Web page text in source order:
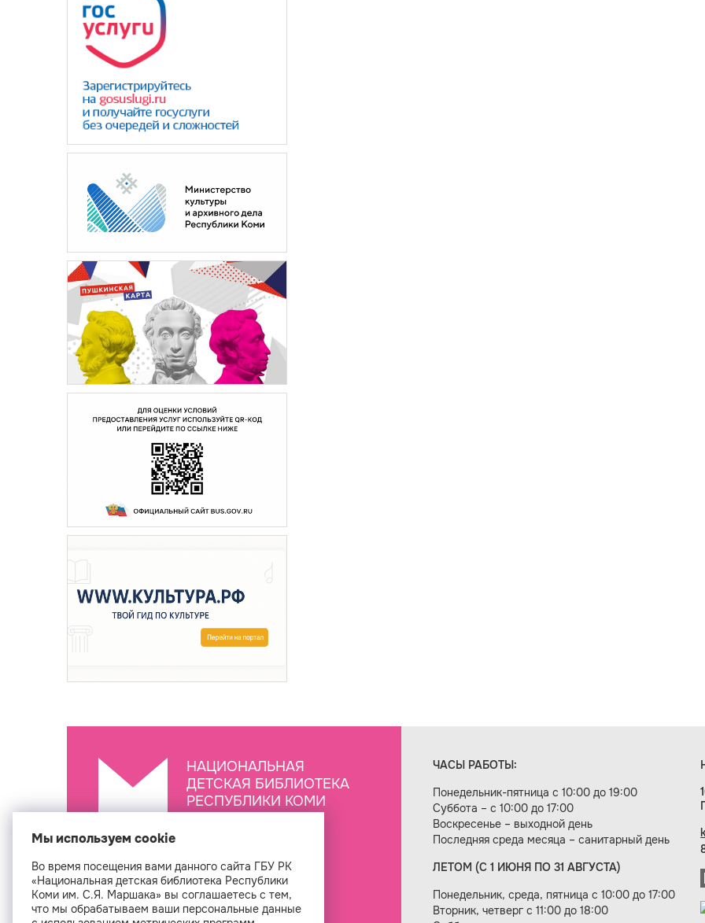
НАЦИОНАЛЬНАЯ
ДЕТСКАЯ БИБЛИОТЕКА
РЕСПУБЛИКИ КОМИ
ЧАСЫ РАБОТЫ:
Понедельник-пятница с 10:00 до 19:00
Суббота – с 10:00 до 17:00
Воскресенье – выходной день
Последняя среда месяца – санитарный день
ЛЕТОМ (С 1 ИЮНЯ ПО 31 АВГУСТА)
Понедельник, среда, пятница с 10:00 до 17:00
Вторник, четверг с 11:00 до 18:00
Создание сайта — веб-студия «Цифровой век»
Мы используем cookie
Во время посещения вами данного сайта ГБУ РК
«Национальная детская библиотека Республики
Коми им. С.Я. Маршака» вы соглашаетесь с тем,
что мы обрабатываем ваши персональные данные